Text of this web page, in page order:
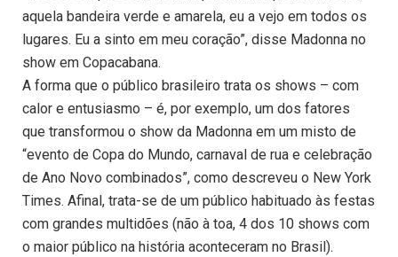
aquela bandeira verde e amarela, eu a vejo em todos os
lugares. Eu a sinto em meu coração”, disse Madonna no
show em Copacabana.
A forma que o público brasileiro trata os shows – com
calor e entusiasmo – é, por exemplo, um dos fatores
que transformou o show da Madonna em um misto de
“evento de Copa do Mundo, carnaval de rua e celebração
de Ano Novo combinados”, como descreveu o New York
Times. Afinal, trata-se de um público habituado às festas
com grandes multidões (não à toa, 4 dos 10 shows com
o maior público na história aconteceram no Brasil).